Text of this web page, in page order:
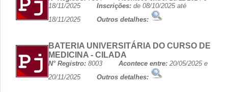
18/11/2025 Inscrições: de 08/10/2025 até
18/11/2025 Outros detalhes:
BATERIA UNIVERSITÁRIA DO CURSO DE
MEDICINA - CILADA
N° Registro: 8003 Acontece entre: 20/05/2025 e
20/11/2025 Outros detalhes: